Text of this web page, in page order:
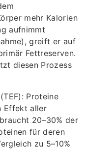
mehr Kalorien
aufnimmt
greift er auf
Fettreserven.
diesen Prozess
Proteine
Effekt aller
20–30% der
für deren
zu 5–10%